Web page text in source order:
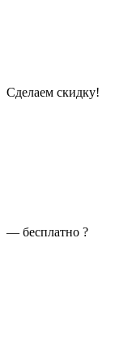
Сделаем скидку!
— бесплатно ?